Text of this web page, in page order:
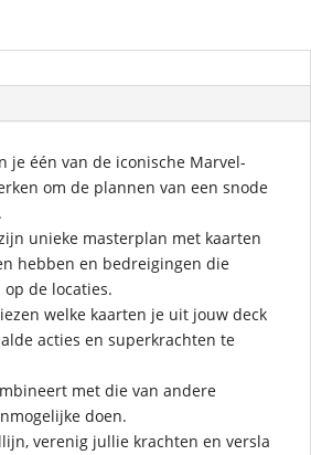
je één van de iconische Marvel-
om de plannen van een snode
unieke masterplan met kaarten
hebben en bedreigingen die
de locaties.
welke kaarten je uit jouw deck
acties en superkrachten te
met die van andere
doen.
verenig jullie krachten en versla